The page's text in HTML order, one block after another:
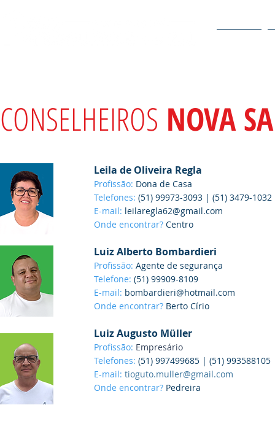
CONSELHEIROS NOVA
Leila de Oliveira Regla
Profissão: Dona de Casa
Telefones: (51) 99973-3093 | (51) 3479-1032
E-mail: leilaregla62@gmail.com
Onde encontrar? Centro
Luiz Alberto Bombardieri
Profissão: Agente de segurança
Telefone: (51) 99909-8109
E-mail: bombardieri@hotmail.com
Onde encontrar? Berto Círio
Luiz Augusto Müller
Profissão: Empresário
Telefones: (51) 997499685 | (51) 993588105
E-mail: tioguto.muller@gmail.com
Onde encontrar? Pedreira